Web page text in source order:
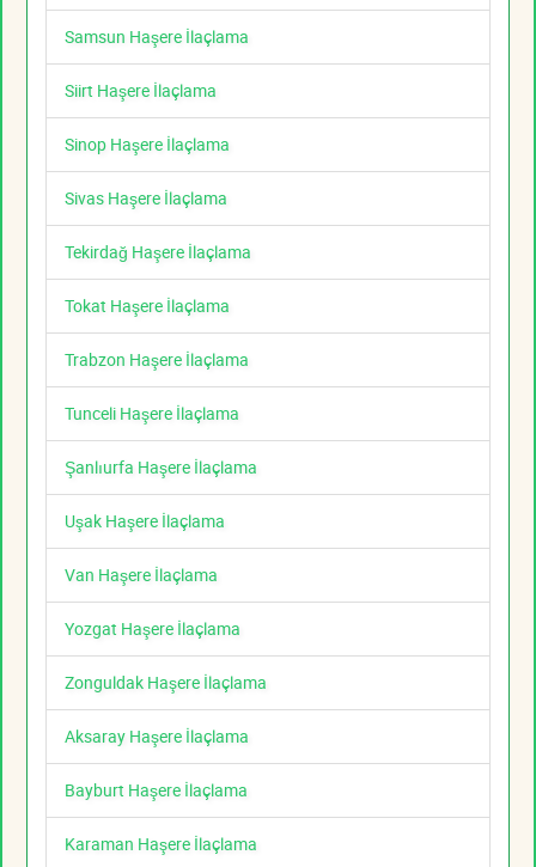
Samsun Haşere İlaçlama
Siirt Haşere İlaçlama
Sinop Haşere İlaçlama
Sivas Haşere İlaçlama
Tekirdağ Haşere İlaçlama
Tokat Haşere İlaçlama
Trabzon Haşere İlaçlama
Tunceli Haşere İlaçlama
Şanlıurfa Haşere İlaçlama
Uşak Haşere İlaçlama
Van Haşere İlaçlama
Yozgat Haşere İlaçlama
Zonguldak Haşere İlaçlama
Aksaray Haşere İlaçlama
Bayburt Haşere İlaçlama
Karaman Haşere İlaçlama